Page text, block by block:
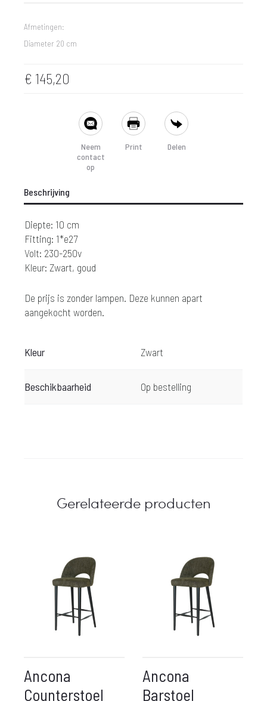
Afmetingen:
Diameter 20 cm
€ 145,20
Neem
contact
op
Print Delen
Beschrijving
Diepte: 10 cm
Fitting: 1*e27
Volt: 230-250v
Kleur: Zwart, goud
De prijs is zonder lampen. Deze kunnen apart
aangekocht worden.
Kleur Zwart
Beschikbaarheid Op bestelling
Gerelateerde producten
Ancona
Counterstoel
Ancona
Barstoel